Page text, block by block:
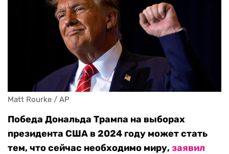
Matt Rourke / AP
Победа Дональда Трампа на выборах
президента США в 2024 году может стать
тем, что сейчас необходимо миру,заявил